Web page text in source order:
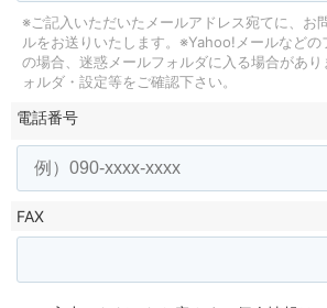
※ご記入いただいたメールアドレス宛てに、お
ルをお送りいたします。 ※Yahoo!メールなどの
の場合、迷惑メールフォルダに入る場合があり
ォルダ・設定等をご確認下さい。
電話番号
FAX